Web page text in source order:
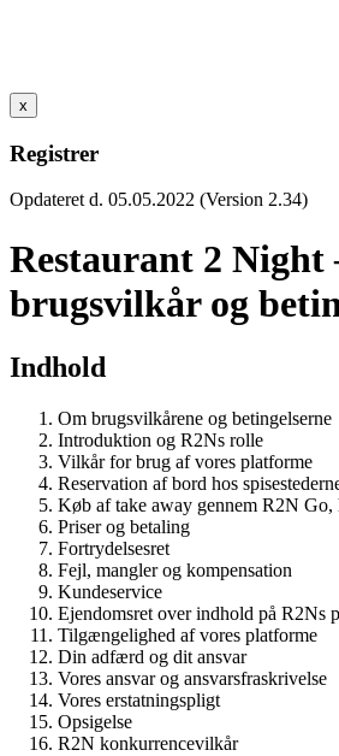
x
Registrer
Opdateret d. 05.05.2022 (Version 2.34)
Restaurant 2 Night
brugsvilkår og
Indhold
Om brugsvilkårene og betingelserne
Introduktion og R2Ns rolle
Vilkår for brug af vores platforme
Reservation af bord hos
Køb af take away gennem R2N Go,
Priser og betaling
Fortrydelsesret
Fejl, mangler og kompensation
Kundeservice
Ejendomsret over indhold på R2Ns
Tilgængelighed af vores platforme
Din adfærd og dit ansvar
Vores ansvar og ansvarsfraskrivelse
Vores erstatningspligt
Opsigelse
R2N konkurrencevilkår